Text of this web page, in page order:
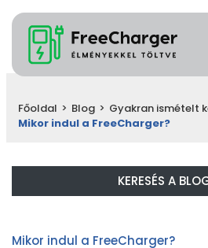
Főoldal > Blog > Gyakran ismételt
Mikor indul a FreeCharger?
KERESÉS A
Mikor indul a FreeCharger?